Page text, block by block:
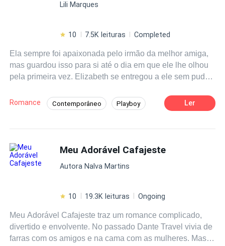
Lili Marques
10 7.5K leituras Completed
Ela sempre foi apaixonada pelo irmão da melhor amiga,
mas guardou isso para si até o dia em que ele lhe olhou
pela primeira vez. Elizabeth se entregou a ele sem pudor
sempre amou. Ela só não esperava que fosse ser
rejeitada por ele na manhã seguinte. Cristian forjou a
mulher que mexeu com sua cabeça e quando descobriu
que ela estava grávida, soube que era a hora de voltar.
Mas os problemas dele não eram apenas conseguir o
perseguido e agora toda sua família corria perigo.
Romance Contemporâneo Playboy Ler
Meu Adorável Cafajeste
Autora Nalva Martins
10 19.3K leituras Ongoing
Meu Adorável Cafajeste traz um romance complicado,
divertido e envolvente. No passado Dante Travel vivia de
farras com os amigos e na cama com as mulheres. Mas